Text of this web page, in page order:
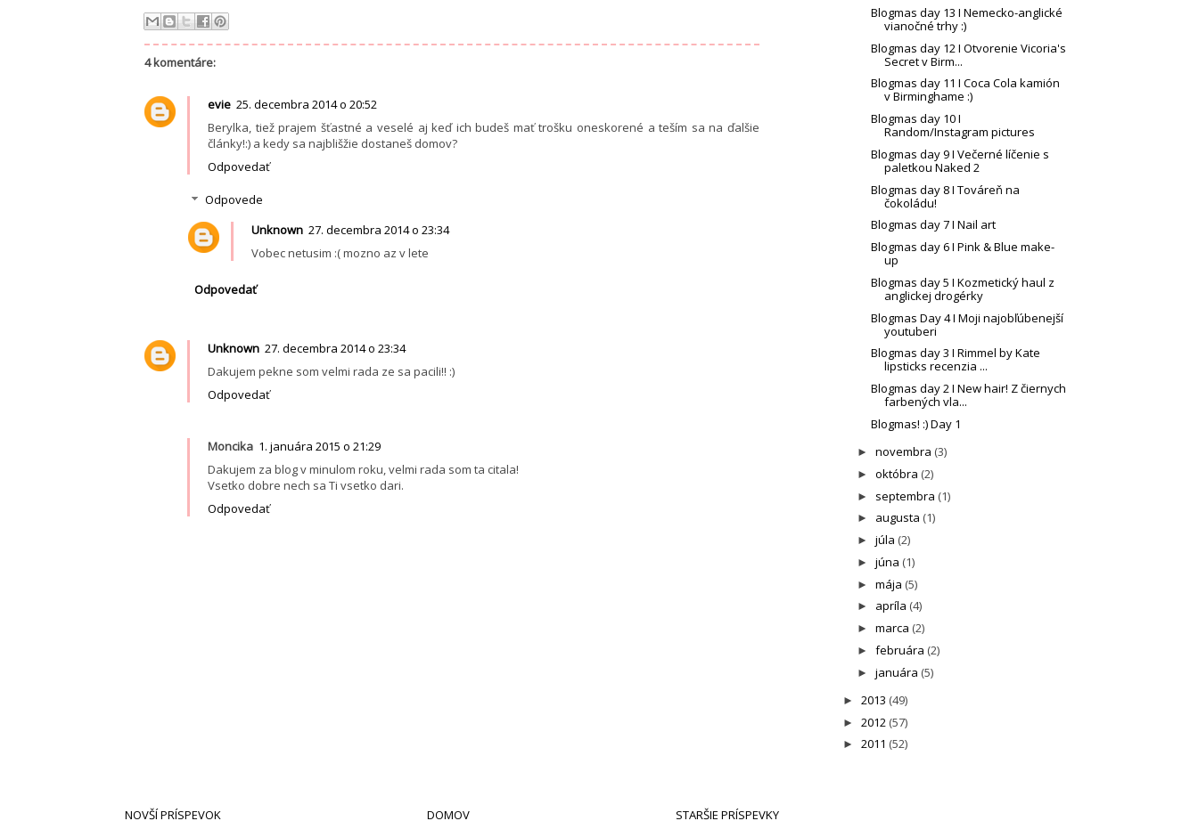
4 komentáre:
evie 25. decembra 2014 o 20:52
Berylka, tiež prajem šťastné a veselé aj keď ich budeš mať trošku oneskorené a teším sa na ďalšie
články!:) a kedy sa najblišžie dostaneš domov?
Odpovedať
Odpovede
Unknown 27. decembra 2014 o 23:34
Vobec netusim :( mozno az v lete
Odpovedať
Unknown 27. decembra 2014 o 23:34
Dakujem pekne som velmi rada ze sa pacili!! :)
Odpovedať
Moncika 1. januára 2015 o 21:29
Dakujem za blog v minulom roku, velmi rada som ta citala!
Vsetko dobre nech sa Ti vsetko dari.
Odpovedať
NOVŠÍ PRÍSPEVOK STARŠIE PRÍSPEVKY
DOMOV
Blogmas day 13 I Nemecko-anglické
vianočné trhy :)
Blogmas day 12 I Otvorenie Vicoria's
Secret v Birm...
Blogmas day 11 I Coca Cola kamión
v Birminghame :)
Blogmas day 10 I
Random/Instagram pictures
Blogmas day 9 I Večerné líčenie s
paletkou Naked 2
Blogmas day 8 I Továreň na
čokoládu!
Blogmas day 7 I Nail art
Blogmas day 6 I Pink & Blue make-
up
Blogmas day 5 I Kozmetický haul z
anglickej drogérky
Blogmas Day 4 I Moji najobľúbenejší
youtuberi
Blogmas day 3 I Rimmel by Kate
lipsticks recenzia ...
Blogmas day 2 I New hair! Z čiernych
farbených vla...
Blogmas! :) Day 1
► novembra (3)
► októbra (2)
► septembra (1)
► augusta (1)
► júla (2)
► júna (1)
► mája (5)
► apríla (4)
► marca (2)
► februára (2)
► januára (5)
► 2013 (49)
► 2012 (57)
► 2011 (52)